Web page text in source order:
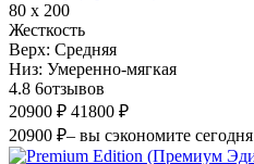
80 х 200
Жесткость
Верх: Средняя
Низ: Умеренно-мягкая
4.8 6отзывов
20900 ₽ 41800 ₽
20900 ₽– вы сэкономите сегодня